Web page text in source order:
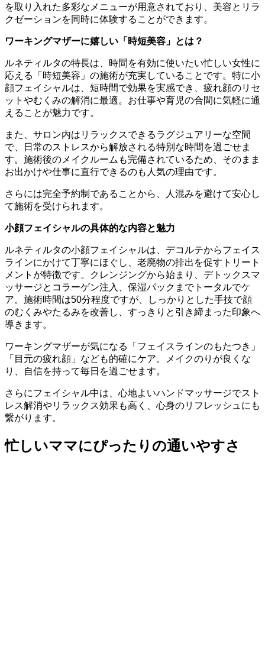
を取り入れた多彩なメニューが用意されており、美容とリラ
クゼーションを同時に体験することができます。
ワーキングマザーに嬉しい「時短美容」とは？
ルネティルタの特長は、時間を有効に使いたい忙しい女性に
応える「時短美容」の施術が充実していることです。特に小
顔フェイシャルは、短時間で効果を実感でき、疲れ顔のリセ
ットやむくみの解消に最適。お仕事や育児の合間に気軽に通
えることが魅力です。
また、サロン内はリラックスできるラグジュアリーな空間
で、日常のストレスから解放される特別な時間を過ごせま
す。施術後のメイクルームも完備されているため、そのまま
お出かけや仕事に直行できるのも人気の理由です。
さらには完全予約制であることから、人混みを避けて安心し
て施術を受けられます。
小顔フェイシャルの具体的な内容と魅力
ルネティルタの小顔フェイシャルは、デコルテからフェイス
ラインにかけて丁寧にほぐし、老廃物の排出を促すトリート
メントが特徴です。クレンジングから始まり、デトックスマ
ッサージとコラーゲン注入、保湿パックまでトータルでケ
ア。施術時間は50分程度ですが、しっかりとした手技で顔
のむくみやたるみを改善し、すっきりと引き締まった印象へ
導きます。
ワーキングマザーが気になる「フェイスラインのもたつき」
「目元の疲れ顔」なども的確にケア。メイクのりが良くな
り、自信を持って毎日を過ごせます。
さらにフェイシャル中は、心地よいハンドマッサージでスト
レス解消やリラックス効果も高く、心身のリフレッシュにも
繋がります。
忙しいママにぴったりの通いやすさ